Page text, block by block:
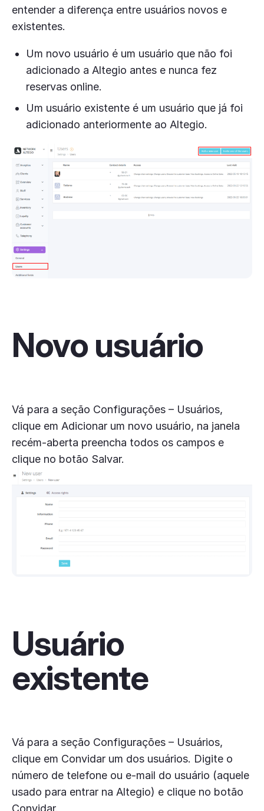
entender a diferença entre usuários novos e
existentes.
Um novo usuário é um usuário que não foi
adicionado a Altegio antes e nunca fez
reservas online.
Um usuário existente é um usuário que já foi
adicionado anteriormente ao Altegio.
Novo usuário
Vá para a seção Configurações – Usuários,
clique em Adicionar um novo usuário, na janela
recém-aberta preencha todos os campos e
clique no botão Salvar.
Usuário
existente
Vá para a seção Configurações – Usuários,
clique em Convidar um dos usuários. Digite o
número de telefone ou e-mail do usuário (aquele
usado para entrar na Altegio) e clique no botão
Convidar.